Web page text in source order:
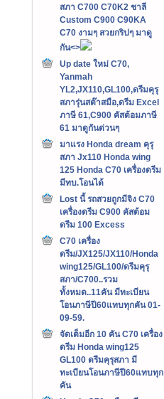
สภา C700 C70K2 ชาลี
Custom C900 C90KA
C70 งามๆ สวยกริปๆ มาดู
กัน<>
Up date ใหม่ C70,
Yanmah
YL2,JX110,GL100,ดรีมคุรุ
สภารุ่นสต๊าสมือ,ดรีม Excel
ภาษี 61,C900 คัสต้อมภาษี
61 มาดูกันด่วนๆ
มาแรง Honda dream คุรุ
สภา Jx110 Honda wing
125 Honda C70 เครื่องดรีม
มีทบ.โอนได้
Lost นี้ รถสวยถูกมีจิง C70
เครื่องดรีม C900 คัสต้อม
ดรีม 100 Excess
C70 เครื่อง
ดรีม/JX125/JX110/Honda
wing125/GL100/ดรีมคุรุ
สภา/C700..รวม
ทั้งหมด..11คัน มีทะเบียน
โอนภาษีปี60แทบทุกคัน 01-
09-59.
จัดเต็มอีก 10 คัน C70 เครื่อง
ดรีม Honda wing125
GL100 ดรีมคุรุสภา มี
ทะเบียนโอนภาษีปี60แทบทุก
คัน